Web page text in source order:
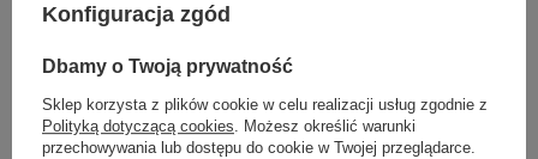
M 2016102756934 -
Konfiguracja zgód
Dbamy o Twoją prywatność
Sklep korzysta z plików cookie w celu realizacji usług zgodnie z
Polityką dotyczącą cookies . Możesz określić warunki
przechowywania lub dostępu do cookie w Twojej przeglądarce.